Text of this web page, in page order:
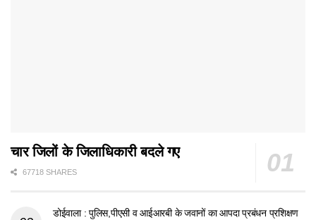
चार जिलों के जिलाधिकारी बदले गए
67718 SHARES
डोईवाला : पुलिस,पीएसी व आईआरबी के जवानों का आपदा प्रबंधन प्रशिक्षण